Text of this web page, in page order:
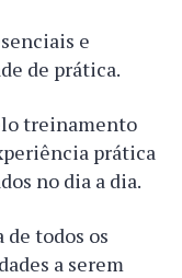
e
de prática.
treinamento
prática
no dia a dia.
todos os
a serem